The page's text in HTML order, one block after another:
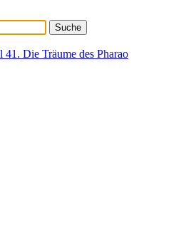
Die Träume des Pharao